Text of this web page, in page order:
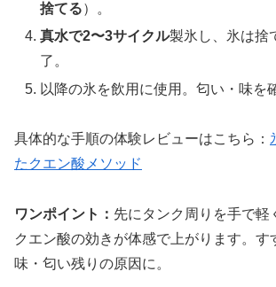
捨てる）。
真水で2〜3サイクル製氷し、氷は捨
了。
以降の氷を飲用に使用。匂い・味を
具体的な手順の体験レビューはこちら：
たクエン酸メソッド
ワンポイント： 先にタンク周りを手で軽
クエン酸の効きが体感で上がります。す
味・匂い残りの原因に。